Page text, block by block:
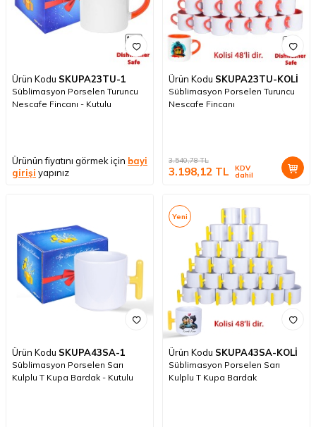
Ürün Kodu SKUPA23TU-1
Süblimasyon Porselen Turuncu
Nescafe Fincanı - Kutulu
Ürünün fiyatını görmek için bayi
girişi yapınız
Ürün Kodu SKUPA23TU-KOLİ
Süblimasyon Porselen Turuncu
Nescafe Fincanı
3.540,78TL
3.198,12 TL KDV
dahil
Ürün Kodu SKUPA43SA-1
Süblimasyon Porselen Sarı
Kulplu T Kupa Bardak - Kutulu
Yeni
Ürün Kodu SKUPA43SA-KOLİ
Süblimasyon Porselen Sarı
Kulplu T Kupa Bardak